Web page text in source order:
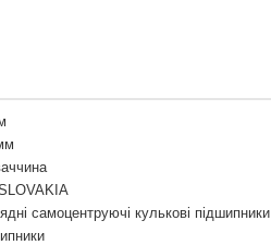
самоцентруючі кулькові підшипники